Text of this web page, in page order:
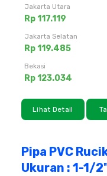
Jakarta Utara
Rp 117.119
Jakarta Selatan
Rp 119.485
Bekasi
Rp 123.034
Lihat Detail
Pipa PVC
Ukuran : 1-1/